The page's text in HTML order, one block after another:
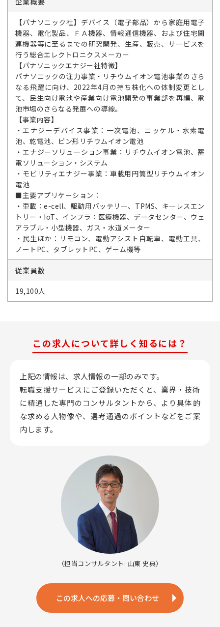
【パナソニック社】デバイス（電子部品）から家庭用電子
機器、電化製品、ＦＡ機器、情報通信機器、および住宅関
連機器等に至るまでの研究開発、生産、販売、サービスを
行う総合エレクトロニクスメーカー
【パナソニックエナジー社特徴】
パナソニックの注力事業・リチウムイオン電池事業のさら
なる飛躍に向け、2022年4月の持ち株化への体制変更とし
て、民生向け電池や産業向け電池開発の事業部を再編、電
池市場のさらなる発展への導線。
【事業内容】
・エナジーデバイス事業：一次電池、ニッケル・水素電
池、乾電池、ピン形リチウムイオン電池
・エナジーソリューション事業：リチウムイオン電池、蓄
電ソリューション・システム
・モビリティエナジー事業：車載用円筒型リチウムイオン
電池
■主要アプリケーション：
・車載：e-cell、駆動用バッテリー、TPMS、キーレスエン
トリー・IoT、インフラ：医療機器、データセンター、ウェ
アラブル・小型機器、ガス・水道メーター
・民生ほか：リモコン、電動アシスト自転車、電動工具、
ノートPC、タブレットPC、ゲーム機等
従業員数
19,100人
この求人について詳しく知るには？
上記の情報は、求人情報の一部のみです。
転職支援サービスにご登録いただくと、業界・技術
に精通した専門のコンサルタントから、 より具体的
な求める人物像や、選考通過のポイントなどをご案
内します。
（担当コンサルタント: 山東 史典）
この求人への応募・問い合わせ